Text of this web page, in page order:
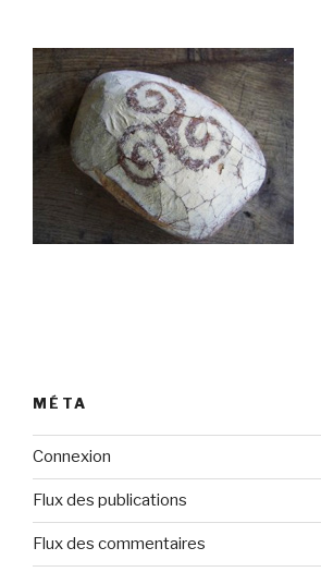
MÉTA
Connexion
Flux des publications
Flux des commentaires